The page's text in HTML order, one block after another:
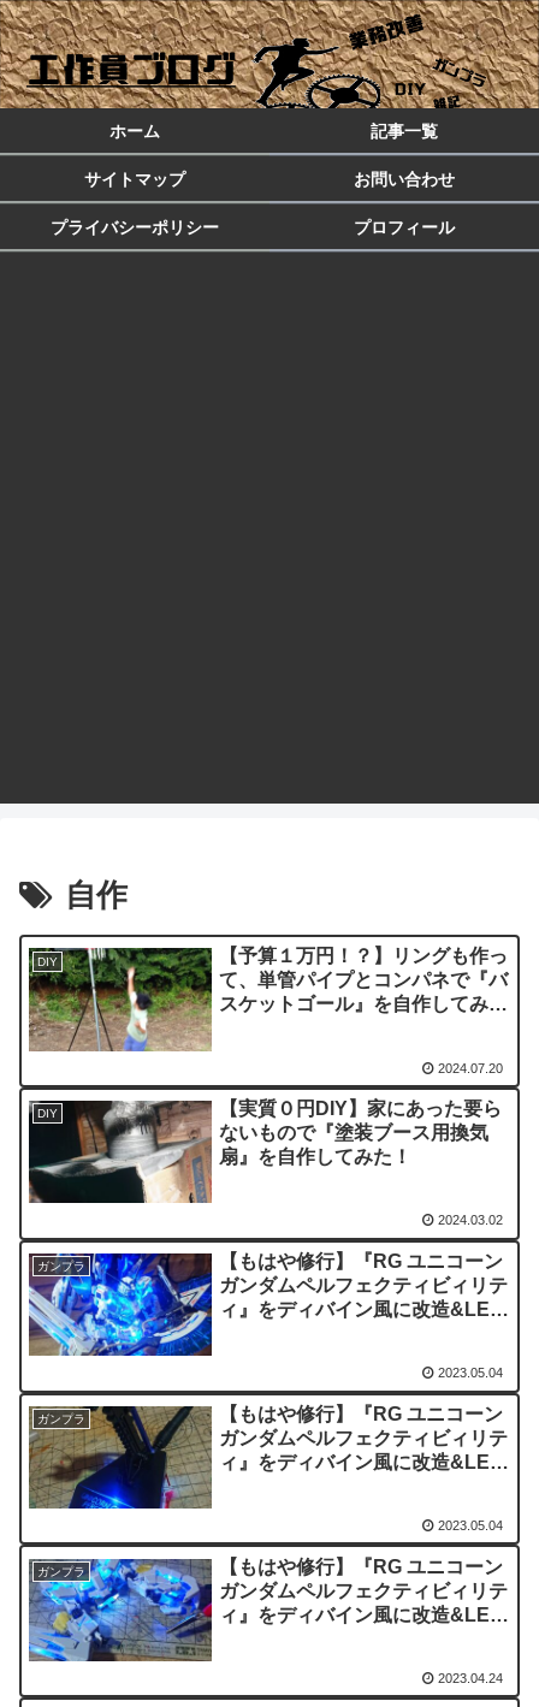
ホーム 記事一覧
サイトマップ お問い合わせ
プライバシーポリシー プロフィール
自作
DIY
【予算１万円！？】リングも作っ
て、単管パイプとコンパネで『バ
スケットゴール』を自作してみた
2024.07.20
DIY
【実質０円DIY】家にあった要ら
ないもので『塗装ブース用換気
扇』を自作してみた！
2024.03.02
ガンプラ
【もはや修行】『RG ユニコーン
ガンダムペルフェクティビィリテ
ィ』をディバイン風に改造&LED
2023.05.04
ガンプラ
【もはや修行】『RG ユニコーン
ガンダムペルフェクティビィリテ
ィ』をディバイン風に改造&LED
2023.05.04
ガンプラ
【もはや修行】『RG ユニコーン
ガンダムペルフェクティビィリテ
ィ』をディバイン風に改造&LED
2023.04.24